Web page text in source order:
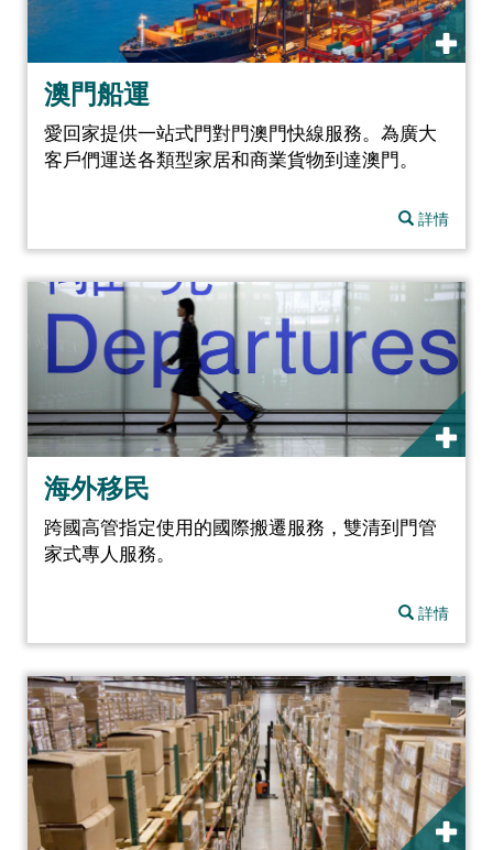
澳門船運
愛回家提供一站式門對門澳門快線服務。為廣大
客戶們運送各類型家居和商業貨物到達澳門。
詳情
海外移民
跨國高管指定使用的國際搬遷服務，雙清到門管
家式專人服務。
詳情